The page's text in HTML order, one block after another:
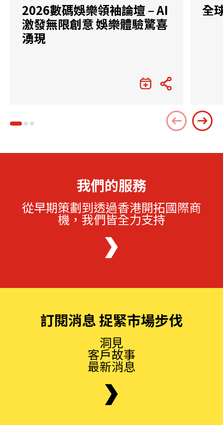
2026數碼娛樂領袖論壇 – AI
激發無限創意 娛樂體驗驚喜
湧現
全
我們的服務
從早期策劃到透過香港開拓國際商
機，我們皆全力支持
訂閱消息 捉緊市場步伐
洞見
客戶故事
最新消息